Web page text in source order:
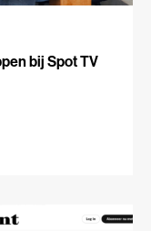
bij Spot TV